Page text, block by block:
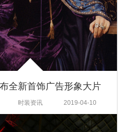
全新首饰广告形象大片
时装资讯 2019-04-10